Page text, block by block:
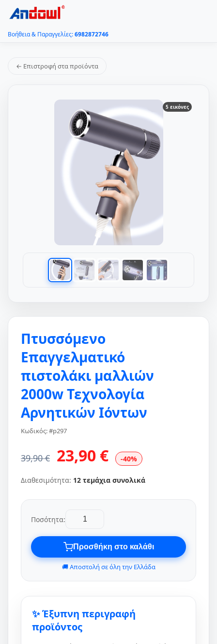
Βοήθεια & Παραγγελίες:6982872746
← Επιστροφή στα προϊόντα
5 εικόνες
Πτυσσόμενο
Επαγγελματικό
πιστολάκι μαλλιών
2000w Τεχνολογία
Αρνητικών Ιόντων
Κωδικός: #p297
39,90 € 23,90 € -40%
Διαθεσιμότητα: 12 τεμάχια συνολικά
Ποσότητα:
Προσθήκη στο καλάθι
🚚 Αποστολή σε όλη την Ελλάδα
✨ Έξυπνη περιγραφή
προϊόντος